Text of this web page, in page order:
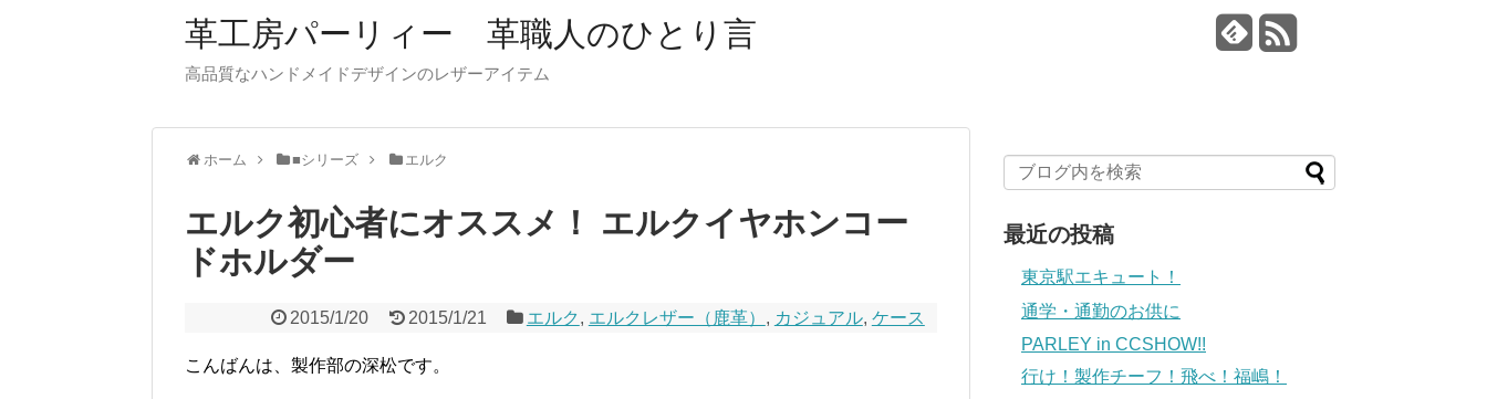
革工房パーリィー 革職人のひとり言
高品質なハンドメイドデザインのレザーアイテム
ホーム ■シリーズ エルク
エルク初心者にオススメ！ エルクイヤホンコー
ドホルダー
2015/1/20 2015/1/21 エルク , エルクレザー（鹿革） , カジュアル, ケース
こんばんは、製作部の深松です。
最近の投稿
東京駅エキュート！
通学・通勤のお供に
PARLEY in CCSHOW!!
行け！製作チーフ！飛べ！福嶋！